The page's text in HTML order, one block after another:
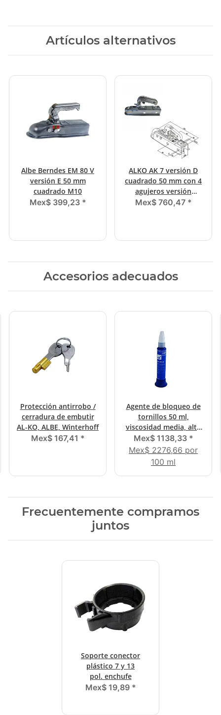
Artículos alternativos
Albe Berndes EM 80 V
versión E 50 mm
cuadrado M10
Mex$ 399,23 *
ALKO AK 7 versión D
cuadrado 50 mm con 4
agujeros versión
especial
Mex$ 760,47 *
Accesorios adecuados
Protección antirrobo /
cerradura de embutir
AL-KO, ALBE, Winterhoff
Mex$ 167,41 *
Agente de bloqueo de
tornillos 50 ml,
viscosidad media, alta
concentración
Mex$ 1138,33 *
Mex$ 2276,66 por
100 ml
Frecuentemente compramos
juntos
Soporte conector
plástico 7 y 13
pol. enchufe
Mex$ 19,89 *